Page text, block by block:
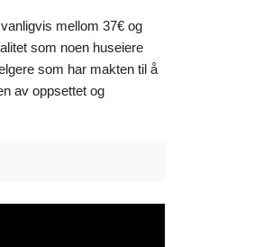
mellom 37€ og
som noen huseiere
som har makten til å
av oppsettet og